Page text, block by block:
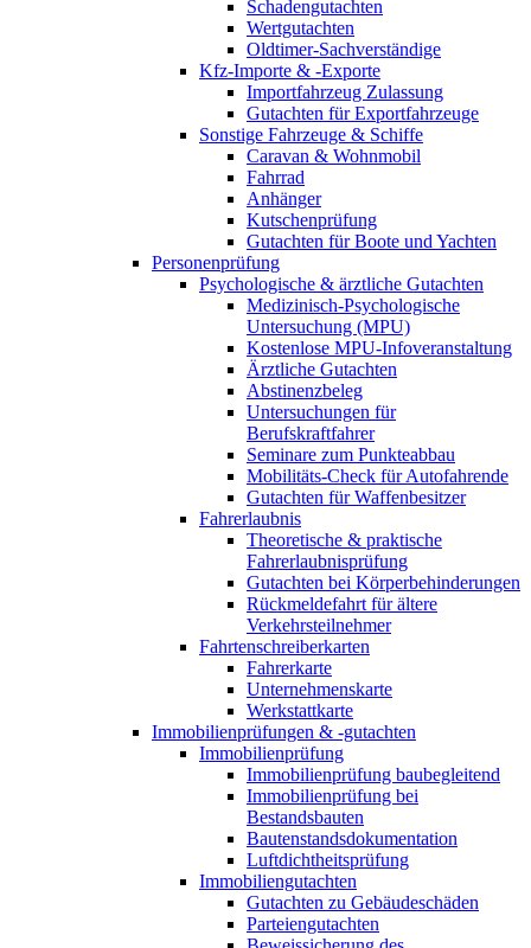
Schadengutachten
Wertgutachten
Oldtimer-Sachverständige
Kfz-Importe & -Exporte
Importfahrzeug Zulassung
Gutachten für Exportfahrzeuge
Sonstige Fahrzeuge & Schiffe
Caravan & Wohnmobil
Fahrrad
Anhänger
Kutschenprüfung
Gutachten für Boote und Yachten
Personenprüfung
Psychologische & ärztliche Gutachten
Medizinisch-Psychologische
Untersuchung (MPU)
Kostenlose MPU-Infoveranstaltung
Ärztliche Gutachten
Abstinenzbeleg
Untersuchungen für
Berufskraftfahrer
Seminare zum Punkteabbau
Mobilitäts-Check für Autofahrende
Gutachten für Waffenbesitzer
Fahrerlaubnis
Theoretische & praktische
Fahrerlaubnisprüfung
Gutachten bei Körperbehinderungen
Rückmeldefahrt für ältere
Verkehrsteilnehmer
Fahrtenschreiberkarten
Fahrerkarte
Unternehmenskarte
Werkstattkarte
Immobilienprüfungen & -gutachten
Immobilienprüfung
Immobilienprüfung baubegleitend
Immobilienprüfung bei
Bestandsbauten
Bautenstandsdokumentation
Luftdichtheitsprüfung
Immobiliengutachten
Gutachten zu Gebäudeschäden
Parteiengutachten